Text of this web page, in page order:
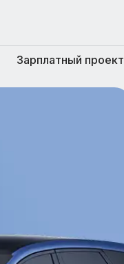
Зарплатный проект